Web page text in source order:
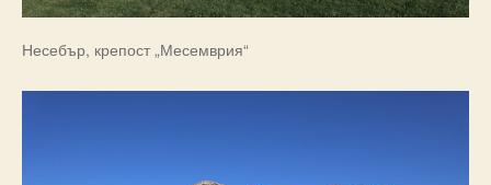
Несебър, крепост „Месемврия“